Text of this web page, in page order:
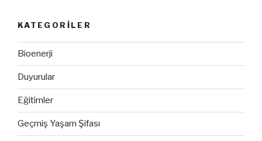
KATEGORILER
Bioenerji
Duyurular
Eğitimler
Geçmiş Yaşam Şifası